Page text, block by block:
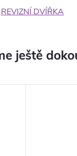
REVIZNÍ DVÍŘKA
ještě